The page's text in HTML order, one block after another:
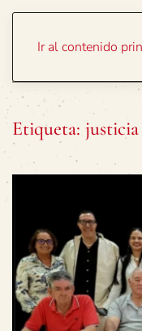
Ir al contenido
Etiqueta: